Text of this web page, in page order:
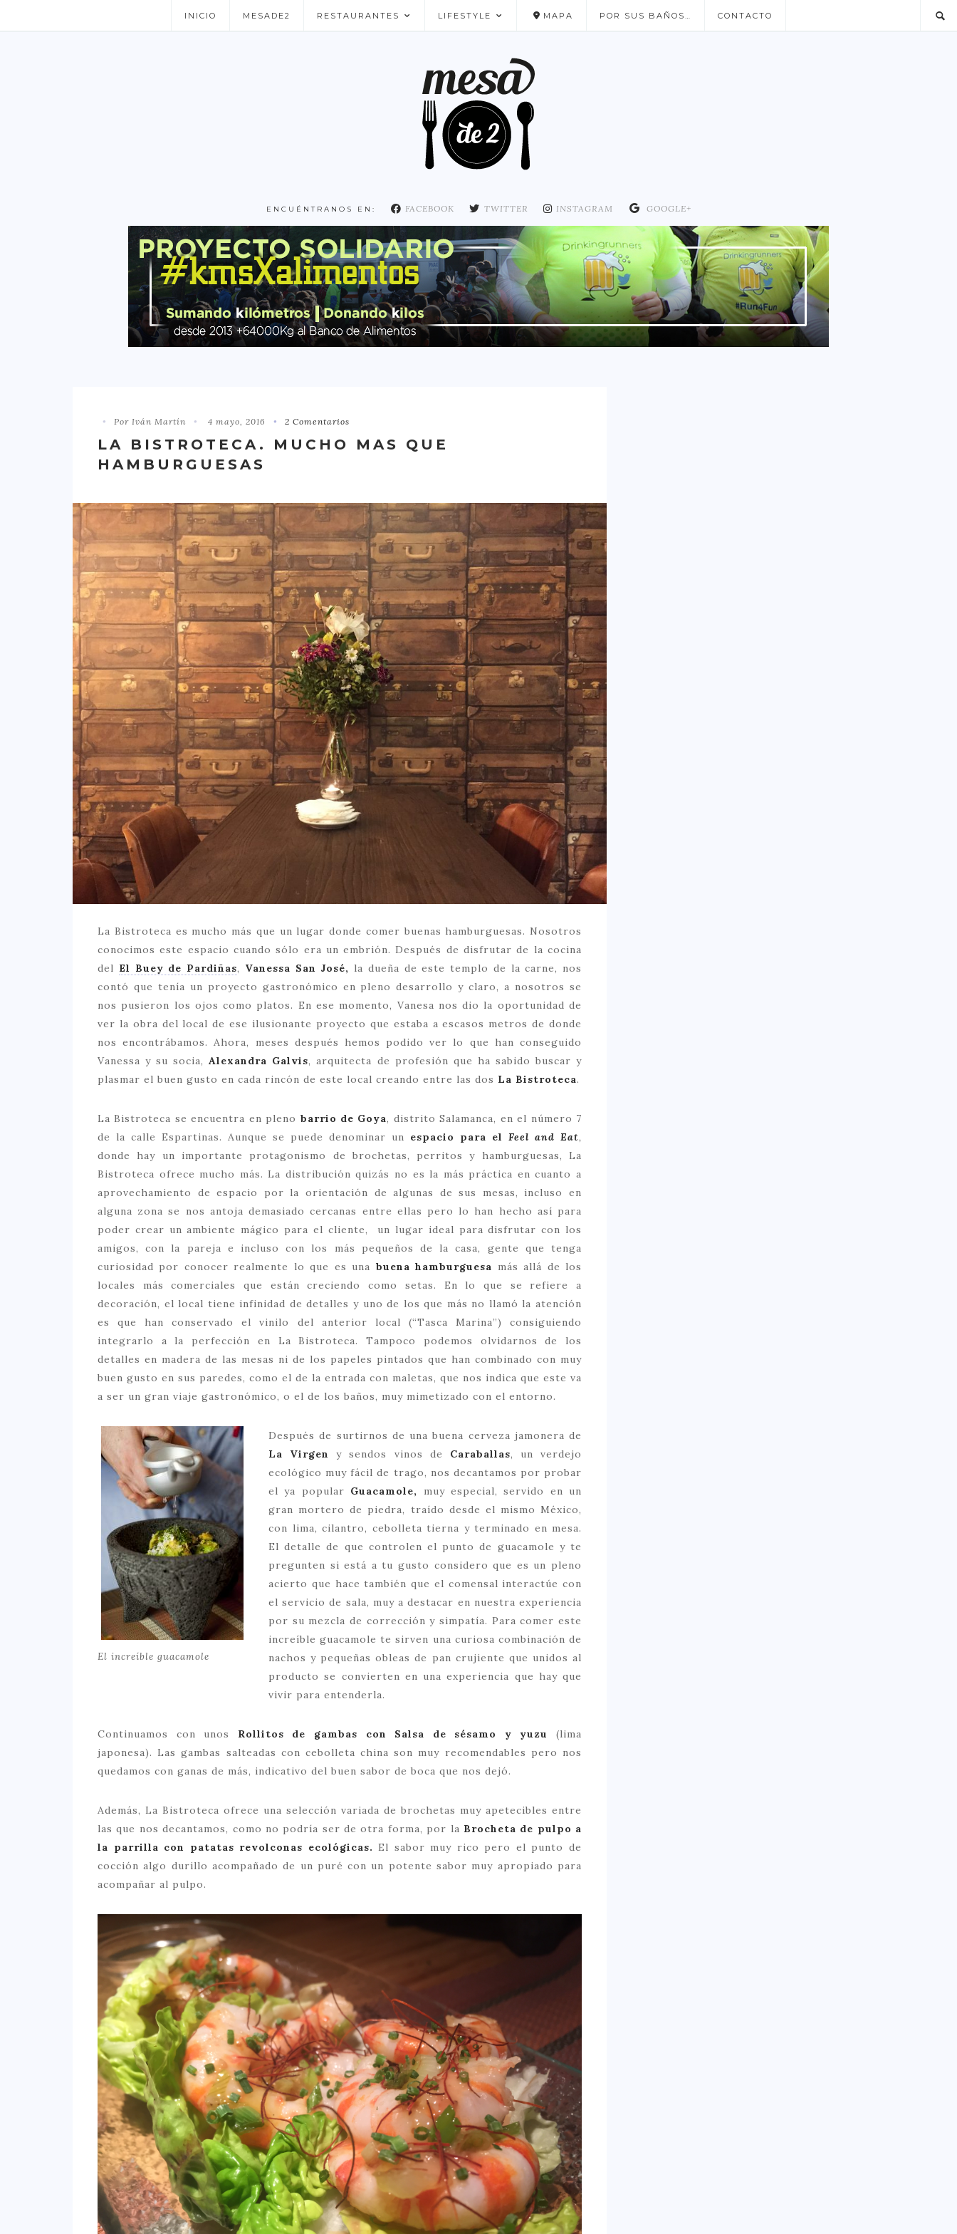
INICIO MESADE2 RESTAURANTES
NUESTROS FAVORITOS
LIFESTYLE MAPA POR SUS BAÑOS… CONTACTO
ENCUÉNTRANOS EN: FACEBOOK TWITTER INSTAGRAM GOOGLE+
Por Iván Martín 4 mayo, 2016 2 Comentarios
LA BISTROTECA. MUCHO MAS QUE
HAMBURGUESAS
La Bistroteca es mucho más que un lugar donde comer buenas hamburguesas. Nosotros
conocimos este espacio cuando sólo era un embrión. Después de disfrutar de la cocina
del El Buey de Pardiñas, Vanessa San José, la dueña de este templo de la carne, nos
contó que tenía un proyecto gastronómico en pleno desarrollo y claro, a nosotros se
nos pusieron los ojos como platos. En ese momento, Vanesa nos dio la oportunidad de
ver la obra del local de ese ilusionante proyecto que estaba a escasos metros de donde
nos encontrábamos. Ahora, meses después hemos podido ver lo que han conseguido
Vanessa y su socia,Alexandra Galvis, arquitecta de profesión que ha sabido buscar y
plasmar el buen gusto en cada rincón de este local creando entre las dos La Bistroteca.
La Bistroteca se encuentra en pleno barrio de Goya, distrito Salamanca, en el número 7
de la calle Espartinas. Aunque se puede denominar un espacio para el Feel and Eat,
donde hay un importante protagonismo de brochetas, perritos y hamburguesas, La
Bistroteca ofrece mucho más. La distribución quizás no es la más práctica en cuanto a
aprovechamiento de espacio por la orientación de algunas de sus mesas, incluso en
alguna zona se nos antoja demasiado cercanas entre ellas pero lo han hecho así para
poder crear un ambiente mágico para el cliente, un lugar ideal para disfrutar con los
amigos, con la pareja e incluso con los más pequeños de la casa, gente que tenga
curiosidad por conocer realmente lo que es una buena hamburguesa
más allá de los
locales más comerciales que están creciendo como setas. En lo que se refiere a
decoración, el local tiene infinidad de detalles y uno de los que más no llamó la atención
es que han conservado el vinilo del anterior local (“Tasca Marina”) consiguiendo
integrarlo a la perfección en La Bistroteca. Tampoco podemos olvidarnos de los
detalles en madera de las mesas ni de los papeles pintados que han combinado con muy
buen gusto en sus paredes, como el de la entrada con maletas, que nos indica que este va
a ser un gran viaje gastronómico, o el de los baños, muy mimetizado con el entorno.
El increíble guacamole
Después de surtirnos de una buena cerveza jamonera de
La Virgen
y sendos vinos de Caraballas, un verdejo
ecológico muy fácil de trago, nos decantamos por probar
el ya popular Guacamole, muy especial, servido en un
gran mortero de piedra, traído desde el mismo México,
con lima, cilantro, cebolleta tierna y terminado en mesa.
El detalle de que controlen el punto de guacamole y te
pregunten si está a tu gusto considero que es un pleno
acierto que hace también que el comensal interactúe con
el servicio de sala, muy a destacar en nuestra experiencia
por su mezcla de corrección y simpatía. Para comer este
increíble guacamole te sirven una curiosa combinación de
nachos y pequeñas obleas de pan crujiente que unidos al
producto se convierten en una experiencia que hay que
vivir para entenderla.
Continuamos con unos Rollitos de gambas con Salsa de sésamo y yuzu (lima
japonesa). Las gambas salteadas con cebolleta china son muy recomendables pero nos
quedamos con ganas de más, indicativo del buen sabor de boca que nos dejó.
Además, La Bistroteca ofrece una selección variada de brochetas muy apetecibles entre
las que nos decantamos, como no podría ser de otra forma, por la Brocheta de pulpo a
la parrilla con patatas revolconas ecológicas. El sabor muy rico pero el punto de
cocción algo durillo acompañado de un puré con un potente sabor muy apropiado para
acompañar al pulpo.